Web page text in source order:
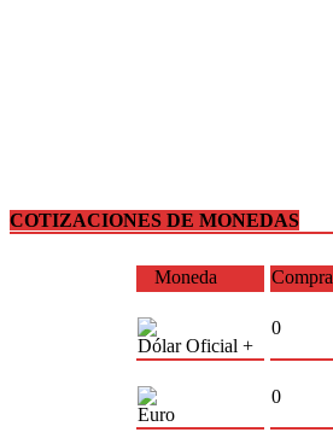
COTIZACIONES DE MONEDAS
Moneda Compra
Dólar Oficial +
0
Euro
0